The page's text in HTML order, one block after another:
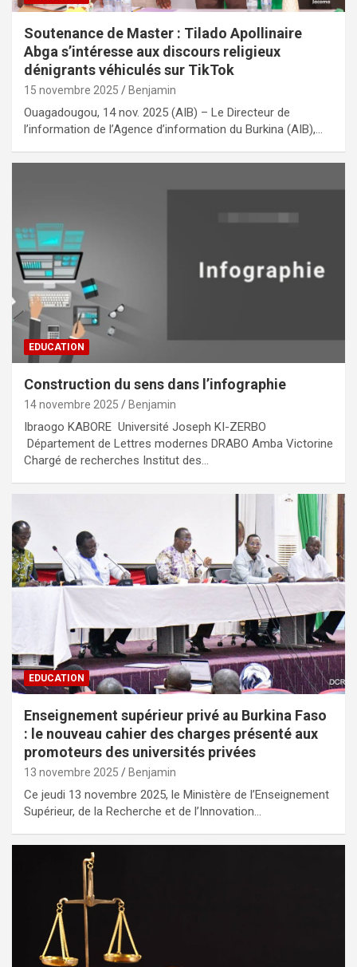
Soutenance de Master : Tilado Apollinaire
Abga s’intéresse aux discours religieux
dénigrants véhiculés sur TikTok
15 novembre 2025 Benjamin
Ouagadougou, 14 nov. 2025 (AIB) – Le Directeur de
l’information de l’Agence d’information du Burkina (AIB),…
EDUCATION
Construction du sens dans l’infographie
14 novembre 2025 Benjamin
Ibraogo KABORE Université Joseph KI-ZERBO
Département de Lettres modernes DRABO Amba Victorine
Chargé de recherches Institut des…
EDUCATION
Enseignement supérieur privé au Burkina Faso
: le nouveau cahier des charges présenté aux
promoteurs des universités privées
13 novembre 2025 Benjamin
Ce jeudi 13 novembre 2025, le Ministère de l’Enseignement
Supérieur, de la Recherche et de l’Innovation…